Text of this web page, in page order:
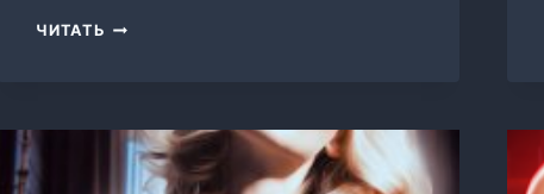
ЧИТАТЬ ТАКСИСТ.